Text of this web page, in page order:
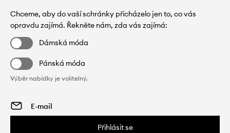
Chceme, aby do vaší schránky přicházelo jen to, co vás
opravdu zajímá. Řekněte nám, zda vás zajímá:
Dámská móda
Pánská móda
Výběr nabídky je volitelný.
Přihlásit se